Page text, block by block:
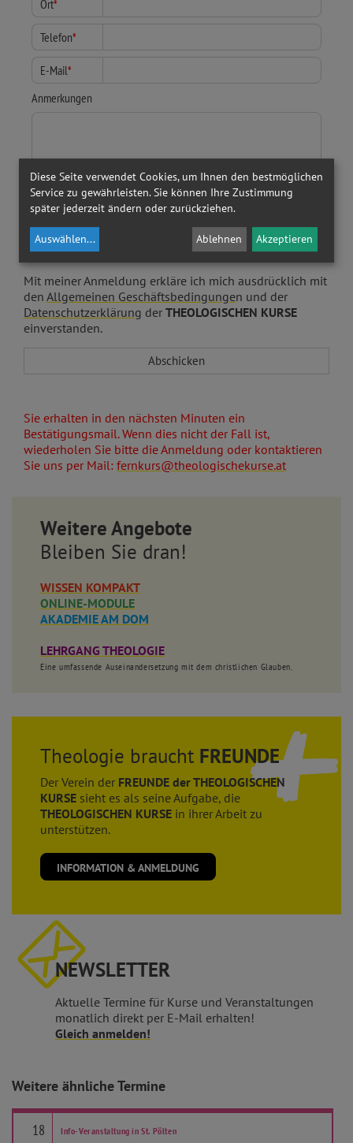
Ort*
Telefon*
E-Mail*
Anmerkungen
Mit meiner Anmeldung erkläre ich mich ausdrücklich mit
den Allgemeinen Geschäftsbedingungen und der
Datenschutzerklärung der THEOLOGISCHEN KURSE
einverstanden.
Sie erhalten in den nächsten Minuten ein
Bestätigungsmail. Wenn dies nicht der Fall ist,
wiederholen Sie bitte die Anmeldung oder kontaktieren
Sie uns per Mail: fernkurs@theologischekurse.at
Weitere Angebote
Bleiben Sie dran!
WISSEN KOMPAKT
ONLINE-MODULE
AKADEMIE AM DOM
LEHRGANG THEOLOGIE
Eine umfassende Auseinandersetzung mit dem christlichen Glauben.
Theologie braucht FREUNDE
Der Verein der FREUNDE der THEOLOGISCHEN
KURSE sieht es als seine Aufgabe, die
THEOLOGISCHEN KURSE in ihrer Arbeit zu
unterstützen.
INFORMATION & ANMELDUNG
NEWSLETTER
Aktuelle Termine für Kurse und Veranstaltungen
monatlich direkt per E-Mail erhalten!
Gleich anmelden!
Weitere ähnliche Termine
18
Info-Veranstaltung in St. Pölten
Diese Seite verwendet Cookies, um Ihnen den bestmöglichen
Service zu gewährleisten. Sie können Ihre Zustimmung
später jederzeit ändern oder zurückziehen.
Auswählen... Ablehnen Akzeptieren